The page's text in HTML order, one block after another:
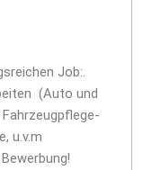
Job:.
(Auto und
u.v.m